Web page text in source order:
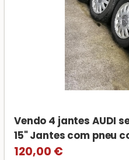
Vendo 4 jantes AUDI
15" Jantes com pneu
120,00 €